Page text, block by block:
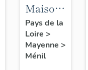
Maison
de
maître
dite
Pays de la
Loire >
Mayenne >
Ménil